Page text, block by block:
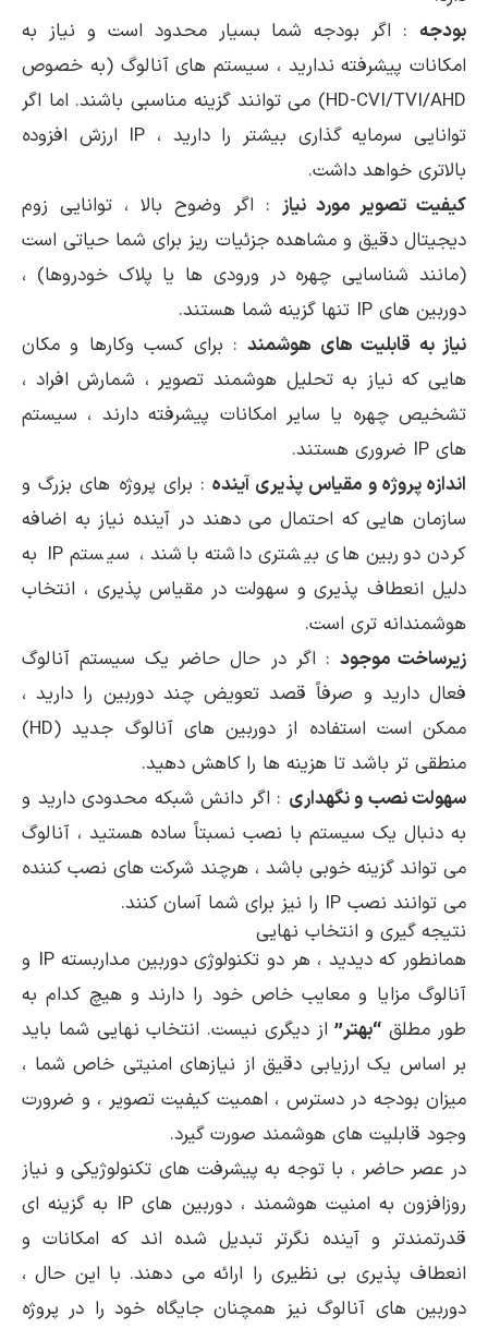
بودجه : اگر بودجه شما بسیار محدود است و نیاز به
امکانات پیشرفته ندارید ، سیستم های آنالوگ (به خصوص
HD-CVI/TVI/AHD) می توانند گزینه مناسبی باشند. اما اگر
توانایی سرمایه گذاری بیشتر را دارید ، IP ارزش افزوده
بالاتری خواهد داشت.
کیفیت تصویر مورد نیاز : اگر وضوح بالا ، توانایی زوم
دیجیتال دقیق و مشاهده جزئیات ریز برای شما حیاتی است
(مانند شناسایی چهره در ورودی ها یا پلاک خودروها) ،
دوربین های IP تنها گزینه شما هستند.
نیاز به قابلیت های هوشمند: برای کسب وکارها و مکان
هایی که نیاز به تحلیل هوشمند تصویر ، شمارش افراد ،
تشخیص چهره یا سایر امکانات پیشرفته دارند ، سیستم
های IP ضروری هستند.
اندازه پروژه و مقیاس پذیری آینده: برای پروژه های بزرگ و
سازمان هایی که احتمال می دهند در آینده نیاز به اضافه
کردن دوربین های بیشتری داشته باشند ، سیستم IP به
دلیل انعطاف پذیری و سهولت در مقیاس پذیری ، انتخاب
هوشمندانه تری است.
زیرساخت موجود : اگر در حال حاضر یک سیستم آنالوگ
فعال دارید و صرفاً قصد تعویض چند دوربین را دارید ،
ممکن است استفاده از دوربین های آنالوگ جدید (HD)
منطقی تر باشد تا هزینه ها را کاهش دهید.
سهولت نصب و نگهداری : اگر دانش شبکه محدودی دارید و
به دنبال یک سیستم با نصب نسبتاً ساده هستید ، آنالوگ
می تواند گزینه خوبی باشد ، هرچند شرکت های نصب کننده
می توانند نصب IP را نیز برای شما آسان کنند.
نتیجه گیری و انتخاب نهایی
همانطور که دیدید ، هر دو تکنولوژی دوربین مداربسته IP و
آنالوگ مزایا و معایب خاص خود را دارند و هیچ کدام به
طور مطلق “بهتر”از دیگری نیست. انتخاب نهایی شما باید
بر اساس یک ارزیابی دقیق از نیازهای امنیتی خاص شما ،
میزان بودجه در دسترس ، اهمیت کیفیت تصویر ، و ضرورت
وجود قابلیت های هوشمند صورت گیرد.
در عصر حاضر ، با توجه به پیشرفت های تکنولوژیکی و نیاز
روزافزون به امنیت هوشمند ، دوربین های IP به گزینه ای
قدرتمندتر و آینده نگرتر تبدیل شده اند که امکانات و
انعطاف پذیری بی نظیری را ارائه می دهند. با این حال ،
دوربین های آنالوگ نیز همچنان جایگاه خود را در پروژه